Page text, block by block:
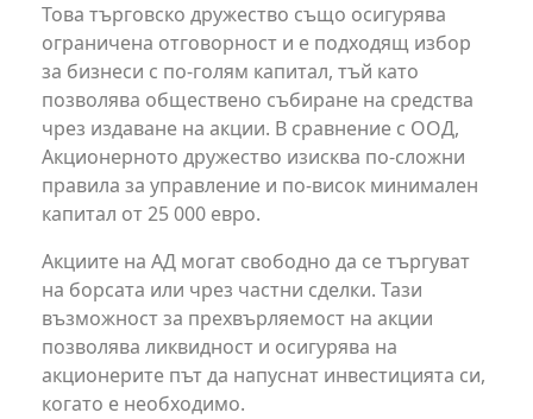
Това търговско дружество също осигурява
ограничена отговорност и е подходящ избор
за бизнеси с по-голям капитал, тъй като
позволява обществено събиране на средства
чрез издаване на акции. В сравнение с ООД,
Акционерното дружество изисква по-сложни
правила за управление и по-висок минимален
капитал от 25 000 евро.
Акциите на АД могат свободно да се търгуват
на борсата или чрез частни сделки. Тази
възможност за прехвърляемост на акции
позволява ликвидност и осигурява на
акционерите път да напуснат инвестицията си,
когато е необходимо.